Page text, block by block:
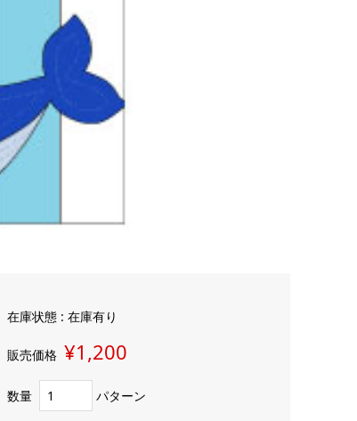
在庫状態 : 在庫有り
販売価格 ¥1,200
数量 パターン